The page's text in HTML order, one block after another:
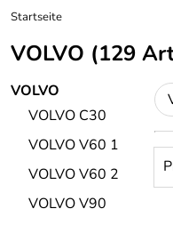
Startseite
VOLVO (129
VOLVO
VOLVO C30
VOLVO V60 1
VOLVO V60 2
VOLVO V90